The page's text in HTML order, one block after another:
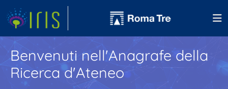
Benvenuti nell'Anagrafe della
Ricerca d'Ateneo